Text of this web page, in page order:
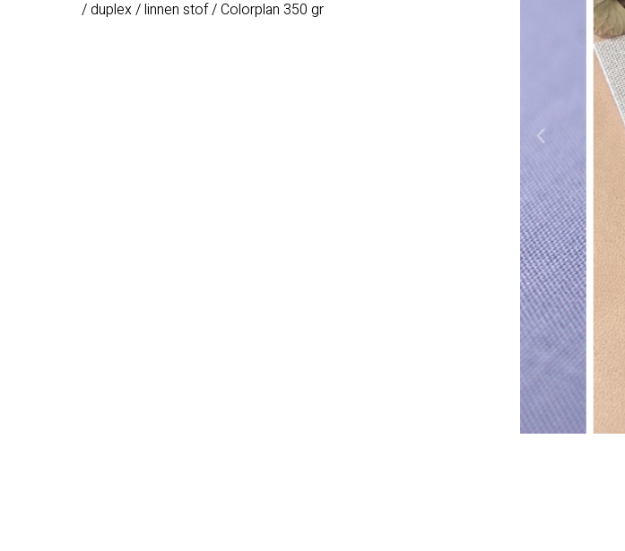
/ duplex / linnen stof / Colorplan 350 gr